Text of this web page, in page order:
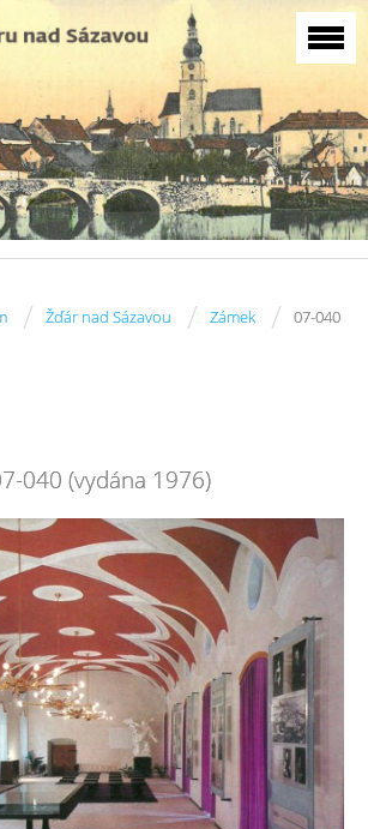
/ Žďár nad Sázavou / Zámek /
07-040
040 (vydána 1976)